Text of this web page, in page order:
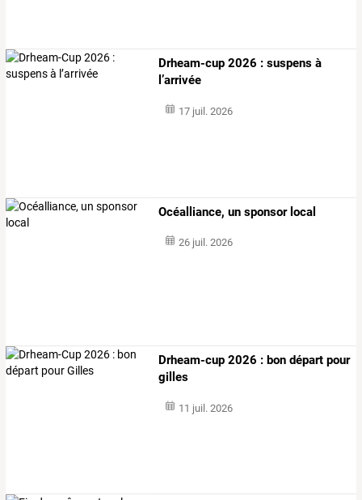
Drheam-cup 2026 : suspens à
l’arrivée
17 juil. 2026
Océalliance, un sponsor local
26 juil. 2026
Drheam-cup 2026 : bon départ pour
gilles
11 juil. 2026